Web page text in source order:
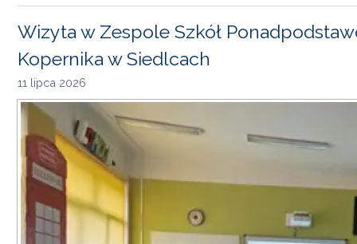
Wizyta w Zespole Szkół
Kopernika w Siedlcach
11 lipca 2026